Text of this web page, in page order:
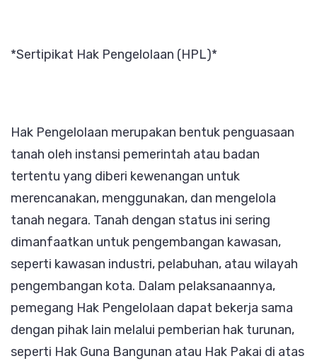
*Sertipikat Hak Pengelolaan (HPL)*
Hak Pengelolaan merupakan bentuk penguasaan
tanah oleh instansi pemerintah atau badan
tertentu yang diberi kewenangan untuk
merencanakan, menggunakan, dan mengelola
tanah negara. Tanah dengan status ini sering
dimanfaatkan untuk pengembangan kawasan,
seperti kawasan industri, pelabuhan, atau wilayah
pengembangan kota. Dalam pelaksanaannya,
pemegang Hak Pengelolaan dapat bekerja sama
dengan pihak lain melalui pemberian hak turunan,
seperti Hak Guna Bangunan atau Hak Pakai di atas